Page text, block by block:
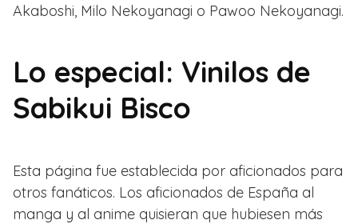
Akaboshi, Milo Nekoyanagi o Pawoo Nekoyanagi.
Lo especial: Vinilos de
Sabikui Bisco
Esta página fue establecida por aficionados para
otros fanáticos. Los aficionados de España al
manga y al anime quisieran que hubiesen más